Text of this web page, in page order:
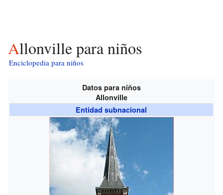
Allonville para niños
Enciclopedia para niños
Datos para niños
Allonville
Entidad subnacional